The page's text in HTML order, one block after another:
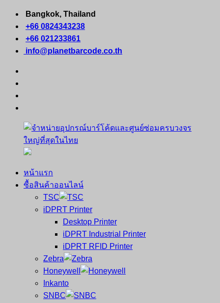
Skip
content
Bangkok, Thailand
+66 0824343238
+66 021233861
info@planetbarcode.co.th
จำหน่าย
คอมพิวเตอร์
หน้าแรก
ซื้อสินค้าออนไลน์
TSC
iDPRT Printer
Desktop Printer
iDPRT Industrial Printer
iDPRT RFID Printer
Zebra
Honeywell
Inkanto
SNBC